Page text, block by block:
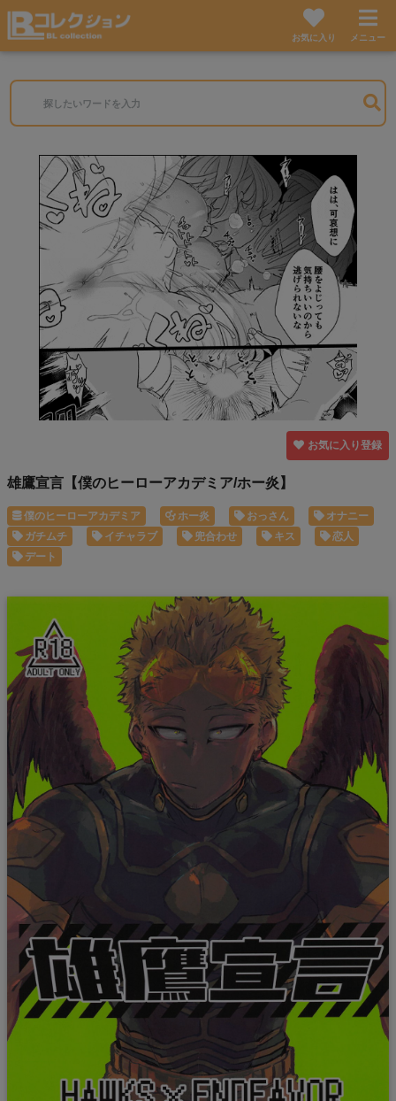
お気に入り メニュー
お気に入り登録
雄鷹宣言【僕のヒーローアカデミア/ホー炎】
僕のヒーローアカデミア ホー炎 おっさん
オナニー
ガチムチ
イチャラブ 兜合わせ キス
恋人
デート